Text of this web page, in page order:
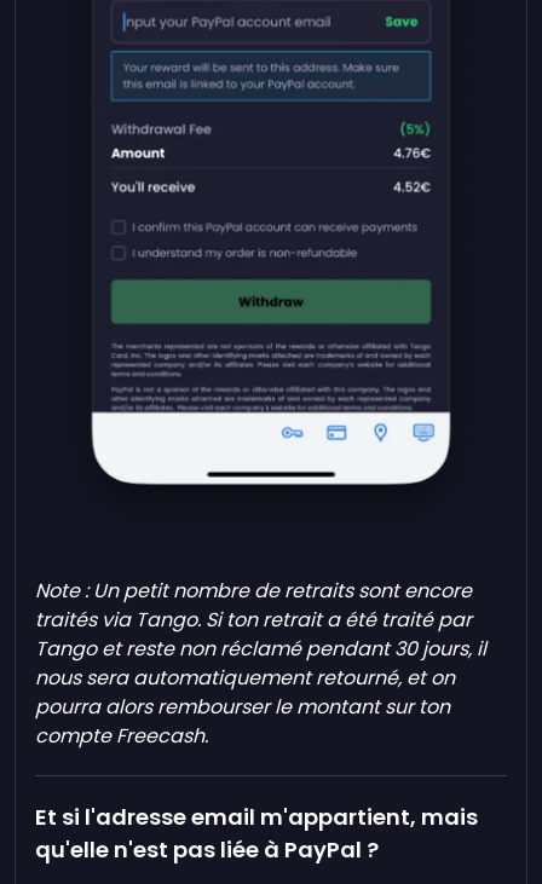
Note : Un petit nombre de retraits sont encore
traités via Tango. Si ton retrait a été traité par
Tango et reste non réclamé pendant 30 jours, il
nous sera automatiquement retourné, et on
pourra alors rembourser le montant sur ton
compte Freecash.
Et si l'adresse email m'appartient, mais
qu'elle n'est pas liée à PayPal ?